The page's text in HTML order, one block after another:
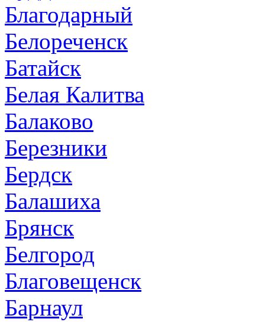
Благодарный
Белореченск
Батайск
Белая Калитва
Балаково
Березники
Бердск
Балашиха
Брянск
Белгород
Благовещенск
Барнаул